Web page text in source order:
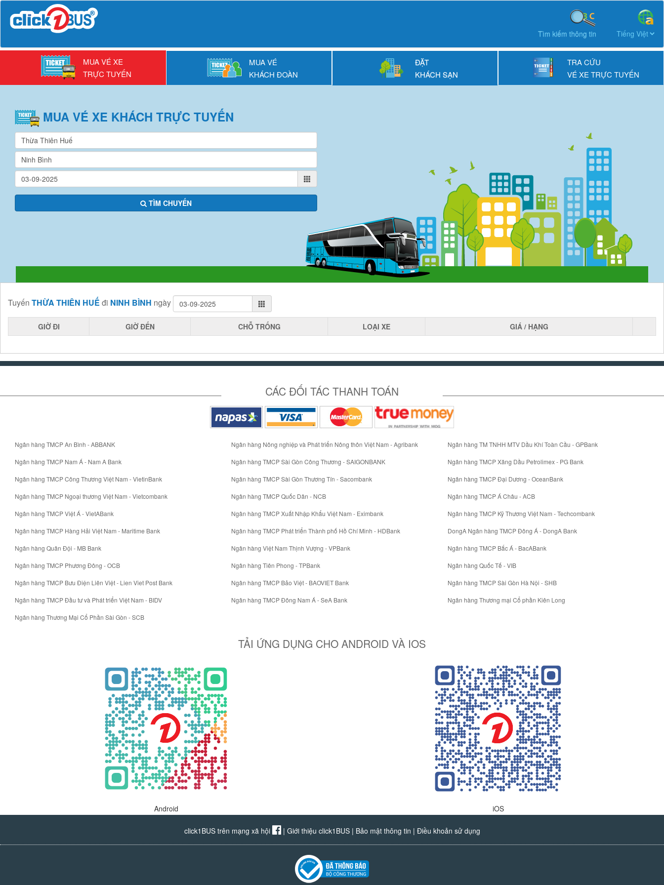
Tìm kiếm thông tin
MUA VÉ XE
TRỰC TUYẾN
MUA VÉ
KHÁCH ĐOÀN
ĐẶT
KHÁCH SẠN
TRA CỨU
VÉ XE TRỰC TUYẾN
MUA VÉ XE KHÁCH TRỰC TUYẾN
TÌM CHUYẾN
Tuyến THỪA THIÊN HUẾ đi NINH BÌNH ngày
GIỜ ĐI GIỜ ĐẾN CHỖ TRỐNG LOẠI XE GIÁ / HẠNG
CÁC ĐỐI TÁC THANH TOÁN
Ngân hàng TMCP An Bình - ABBANK
Ngân hàng TMCP Nam Á - Nam A Bank
Ngân hàng TMCP Công Thương Việt Nam - VietinBank
Ngân hàng TMCP Ngoại thương Việt Nam - Vietcombank
Ngân hàng TMCP Việt Á - VietABank
Ngân hàng TMCP Hàng Hải Việt Nam - Maritime Bank
Ngân hàng Quân Đội - MB Bank
Ngân hàng TMCP Phương Đông - OCB
Ngân hàng TMCP Bưu Điện Liên Việt - Lien Viet Post Bank
Ngân hàng TMCP Đầu tư và Phát triển Việt Nam - BIDV
Ngân hàng Thương Mại Cổ Phần Sài Gòn - SCB
Ngân hàng Nông nghiệp và Phát triển Nông thôn Việt Nam - Agribank
Ngân hàng TMCP Sài Gòn Công Thương - SAIGONBANK
Ngân hàng TMCP Sài Gòn Thương Tín - Sacombank
Ngân hàng TMCP Quốc Dân - NCB
Ngân hàng TMCP Xuất Nhập Khẩu Việt Nam - Eximbank
Ngân hàng TMCP Phát triển Thành phố Hồ Chí Minh - HDBank
Ngân hàng Việt Nam Thịnh Vượng - VPBank
Ngân hàng Tiên Phong - TPBank
Ngân hàng TMCP Bảo Việt - BAOVIET Bank
Ngân hàng TMCP Đông Nam Á - SeA Bank
Ngân hàng TM TNHH MTV Dầu Khí Toàn Cầu - GPBank
Ngân hàng TMCP Xăng Dầu Petrolimex - PG Bank
Ngân hàng TMCP Đại Dương - OceanBank
Ngân hàng TMCP Á Châu - ACB
Ngân hàng TMCP Kỹ Thương Việt Nam - Techcombank
DongA Ngân hàng TMCP Đông Á - DongA Bank
Ngân hàng TMCP Bắc Á - BacABank
Ngân hàng Quốc Tế - VIB
Ngân hàng TMCP Sài Gòn Hà Nội - SHB
Ngân hàng Thương mại Cổ phần Kiên Long
TẢI ỨNG DỤNG CHO ANDROID VÀ IOS
Android iOS
click1BUS trên mạng xã hội | Giới thiệu click1BUS| Bảo mật thông tin | Điều khoản sử dụng